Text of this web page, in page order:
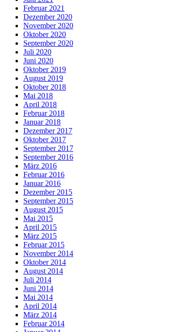
Februar 2021
Dezember 2020
November 2020
Oktober 2020
September 2020
Juli 2020
Juni 2020
Oktober 2019
August 2019
Oktober 2018
Mai 2018
April 2018
Februar 2018
Januar 2018
Dezember 2017
Oktober 2017
September 2017
September 2016
März 2016
Februar 2016
Januar 2016
Dezember 2015
September 2015
August 2015
Mai 2015
April 2015
März 2015
Februar 2015
November 2014
Oktober 2014
August 2014
Juli 2014
Juni 2014
Mai 2014
April 2014
März 2014
Februar 2014